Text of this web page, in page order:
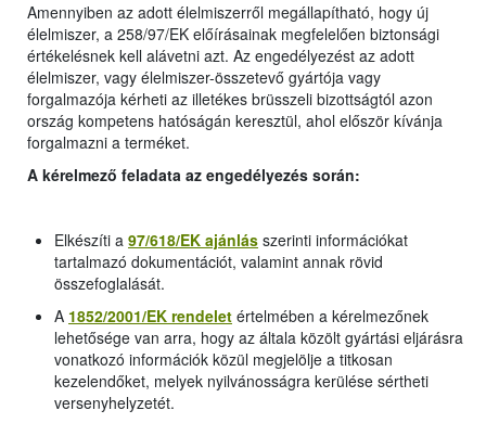
Amennyiben az adott élelmiszerről megállapítható, hogy új
élelmiszer, a 258/97/EK előírásainak megfelelően biztonsági
értékelésnek kell alávetni azt. Az engedélyezést az adott
élelmiszer, vagy élelmiszer-összetevő gyártója vagy
forgalmazója kérheti az illetékes brüsszeli bizottságtól azon
ország kompetens hatóságán keresztül, ahol először kívánja
forgalmazni a terméket.
A kérelmező feladata az engedélyezés során:
Elkészíti a 97/618/EK ajánlás szerinti információkat
tartalmazó dokumentációt, valamint annak rövid
összefoglalását.
A 1852/2001/EK rendelet értelmében a kérelmezőnek
lehetősége van arra, hogy az általa közölt gyártási eljárásra
vonatkozó információk közül megjelölje a titkosan
kezelendőket, melyek nyilvánosságra kerülése sértheti
versenyhelyzetét.